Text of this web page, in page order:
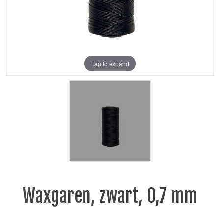
Tap to expand
Waxgaren, zwart, 0,7 mm